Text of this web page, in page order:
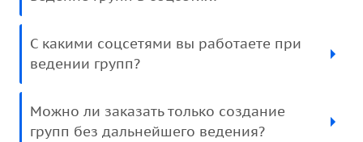
С какими соцсетями вы работаете при
ведении групп?
Можно ли заказать только создание
групп без дальнейшего ведения?